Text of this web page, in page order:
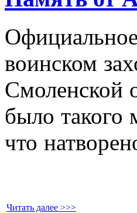
воинском
Смоленской
было такого
что
Читать далее >>>